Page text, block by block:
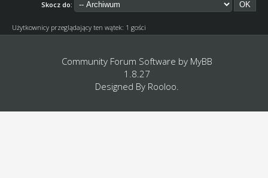
Skocz do:
Użytkownicy przeglądający ten wątek: 1 gości
Community Forum Software by MyBB
1.8.27
Designed By Rooloo